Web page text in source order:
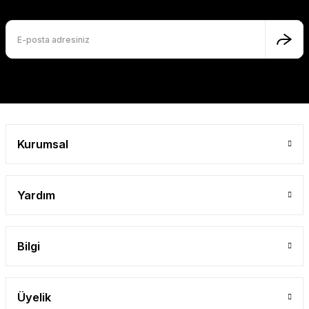
Ürün fiyatı diğer sitelerden daha pahalı.
Bu ürüne benzer farklı alternatifler olmalı.
Kurumsal
Yardım
Bilgi
Üyelik